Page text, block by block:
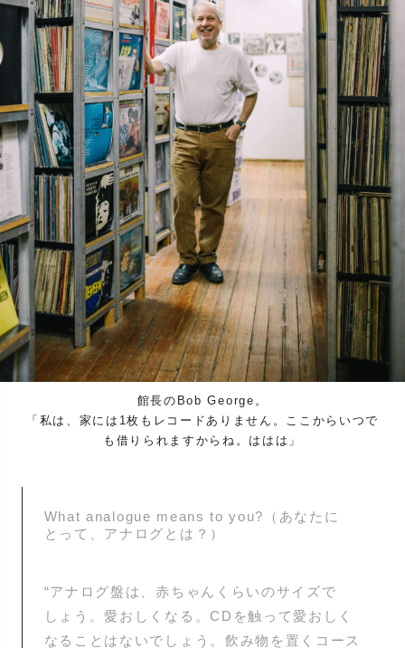
館長のBob George。
「私は、家には1枚もレコードありません。ここからいつで
も借りられますからね。ははは」
What analogue means to you?（あなたに
とって、アナログとは？）
“アナログ盤は、赤ちゃんくらいのサイズで
しょう。愛おしくなる。CDを触って愛おしく
なることはないでしょう。飲み物を置くコース